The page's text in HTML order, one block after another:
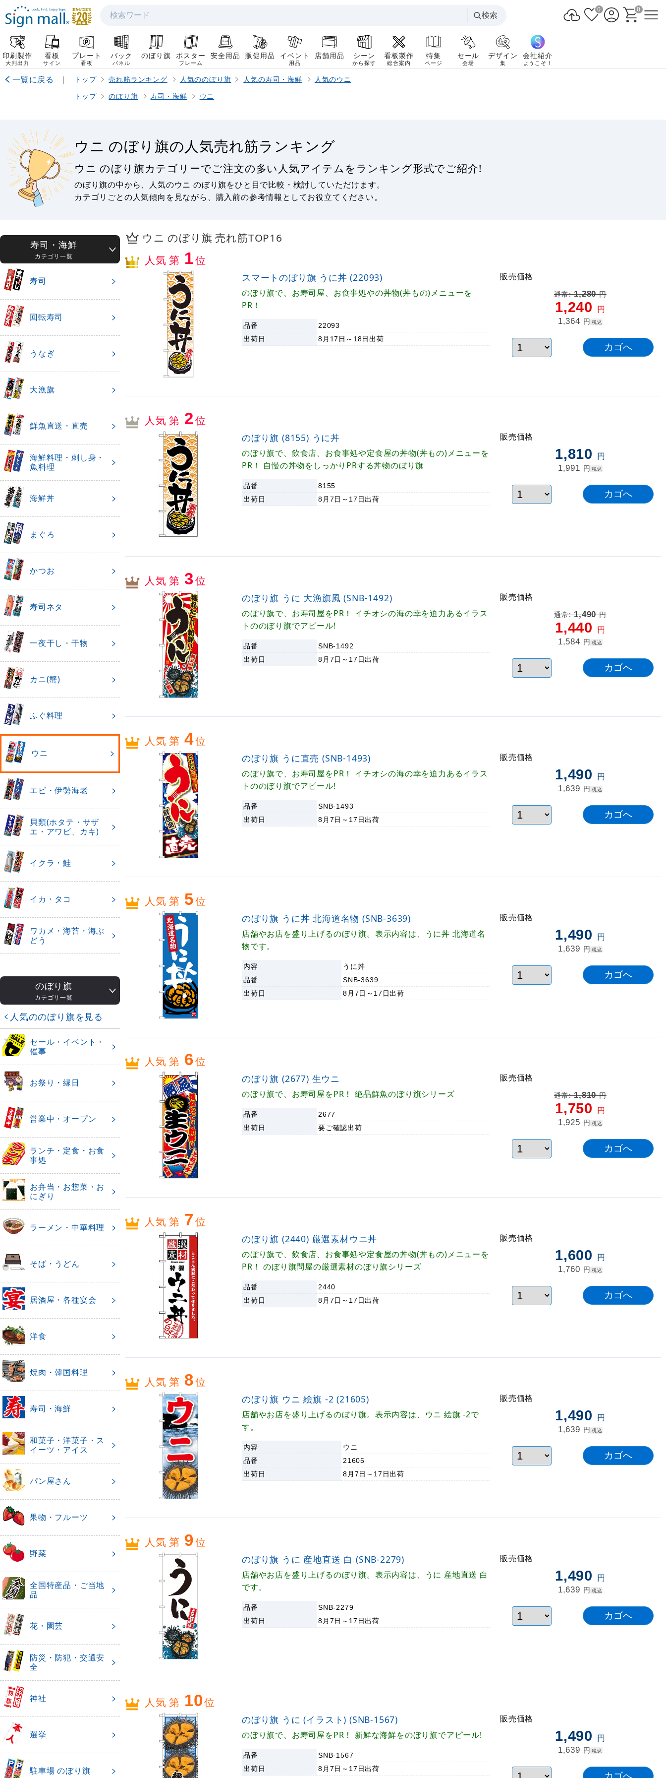
検索
検索
0 0
印刷製作
大判出力
看板
サイン
プレート
看板
バック
パネル
のぼり旗 ポスター
フレーム
安全用品 販促用品 イベント
用品
店舗用品 シーン
から探す
看板製作
総合案内
特集
ページ
セール
会場
デザイン
集
会社紹介
ようこそ！
一覧に戻る | トップ 売れ筋ランキング 人気ののぼり旗 人気の寿司・海鮮
人気のウニ
トップ
のぼり旗 寿司・海鮮 ウニ
ウニ のぼり旗の人気売れ筋ランキング
ウニ のぼり旗カテゴリーでご注文の多い人気アイテムをランキング形式でご紹介!
のぼり旗の中から、人気のウニ のぼり旗をひと目で比較・検討していただけます。
カテゴリごとの人気傾向を見ながら、購入前の参考情報としてお役立てください。
ウニ のぼり旗 売れ筋TOP16
人気 第 1位
スマートのぼり旗 うに丼 (22093)
のぼり旗で、お寿司屋、お食事処やの丼物(丼もの)メニューを
PR！
品番 22093
出荷日 8月17日～18日出荷
販売価格
通常:1,280円
1,240 円
1,364 円 税込
人気 第 2位
のぼり旗 (8155) うに丼
のぼり旗で、飲食店、お食事処や定食屋の丼物(丼もの)メニューを
PR！ 自慢の丼物をしっかりPRする丼物のぼり旗
品番 8155
出荷日 8月7日～17日出荷
販売価格
1,810 円
1,991 円 税込
人気 第 3位
のぼり旗 うに 大漁旗風 (SNB-1492)
のぼり旗で、お寿司屋をPR！ イチオシの海の幸を迫力あるイラス
トののぼり旗でアピール!
品番 SNB-1492
出荷日 8月7日～17日出荷
販売価格
通常:1,490円
1,440 円
1,584 円 税込
人気 第 4位
のぼり旗 うに直売 (SNB-1493)
のぼり旗で、お寿司屋をPR！ イチオシの海の幸を迫力あるイラス
トののぼり旗でアピール!
品番 SNB-1493
出荷日 8月7日～17日出荷
販売価格
1,490 円
1,639 円 税込
人気 第 5位
のぼり旗 うに丼 北海道名物 (SNB-3639)
店舗やお店を盛り上げるのぼり旗。表示内容は、うに丼 北海道名
物です。
内容
うに丼
品番
SNB-3639
出荷日 8月7日～17日出荷
販売価格
1,490 円
1,639 円 税込
人気 第 6位
のぼり旗 (2677) 生ウニ
のぼり旗で、お寿司屋をPR！ 絶品鮮魚のぼり旗シリーズ
品番 2677
出荷日 要ご確認出荷
販売価格
通常:1,810円
1,750 円
1,925 円 税込
人気 第 7位
のぼり旗 (2440) 厳選素材ウニ丼
のぼり旗で、飲食店、お食事処や定食屋の丼物(丼もの)メニューを
PR！ のぼり旗問屋の厳選素材のぼり旗シリーズ
品番 2440
出荷日 8月7日～17日出荷
販売価格
1,600 円
1,760 円 税込
人気 第 8位
のぼり旗 ウニ 絵旗 -2 (21605)
店舗やお店を盛り上げるのぼり旗。表示内容は、ウニ 絵旗 -2で
す。
内容
ウニ
品番
21605
出荷日 8月7日～17日出荷
販売価格
1,490 円
1,639 円 税込
人気 第 9位
のぼり旗 うに 産地直送 白 (SNB-2279)
店舗やお店を盛り上げるのぼり旗。表示内容は、うに 産地直送 白
です。
品番 SNB-2279
出荷日 8月7日～17日出荷
販売価格
1,490 円
1,639 円 税込
人気 第 10位
のぼり旗 うに (イラスト) (SNB-1567)
のぼり旗で、お寿司屋をPR！ 新鮮な海鮮をのぼり旗でアピール!
品番 SNB-1567
出荷日 8月7日～17日出荷
販売価格
1,490 円
1,639 円 税込
寿司・海鮮
カテゴリ一覧
寿司
回転寿司
うなぎ
大漁旗
鮮魚直送・直売
海鮮料理・刺し身・
魚料理
海鮮丼
まぐろ
かつお
寿司ネタ
一夜干し・干物
カニ(蟹)
ふぐ料理
ウニ
エビ・伊勢海老
貝類(ホタテ・サザ
エ・アワビ、カキ)
イクラ・鮭
イカ・タコ
ワカメ・海苔・海ぶ
どう
のぼり旗
カテゴリ一覧
人気ののぼり旗を見る
セール・イベント・
催事
お祭り・縁日
営業中・オープン
ランチ・定食・お食
事処
お弁当・お惣菜・お
にぎり
ラーメン・中華料理
そば・うどん
居酒屋・各種宴会
洋食
焼肉・韓国料理
寿司・海鮮
和菓子・洋菓子・ス
イーツ・アイス
パン屋さん
果物・フルーツ
野菜
全国特産品・ご当地
品
花・園芸
防災・防犯・交通安
全
神社
選挙
駐車場 のぼり旗